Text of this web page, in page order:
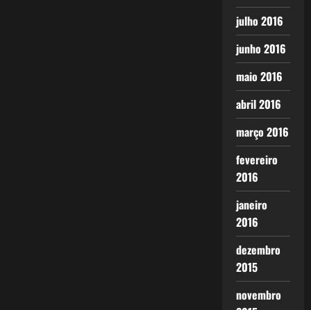
julho 2016
junho 2016
maio 2016
abril 2016
março 2016
fevereiro
2016
janeiro
2016
dezembro
2015
novembro